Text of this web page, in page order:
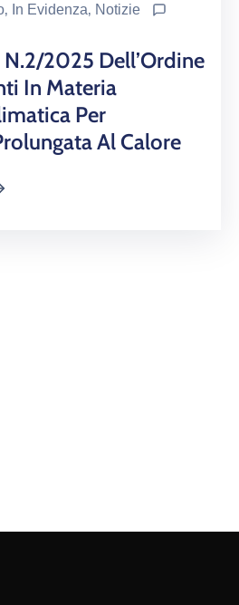
‚ In Evidenza‚ Notizie
2025 Dell’Ordine
In Materia
Per
Al Calore